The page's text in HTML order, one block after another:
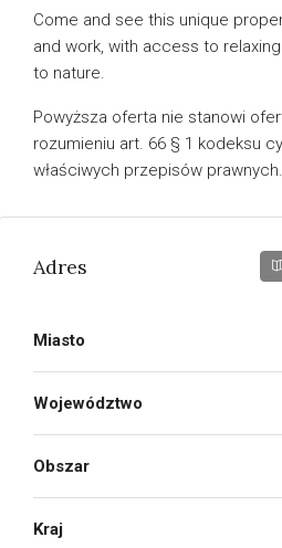
Come and see this unique
and work, with access to
to nature.
Powyższa oferta nie stanowi
rozumieniu art. 66 § 1 kodeksu
właściwych przepisów prawnych.
Adres
Miasto
Województwo
Obszar
Kraj